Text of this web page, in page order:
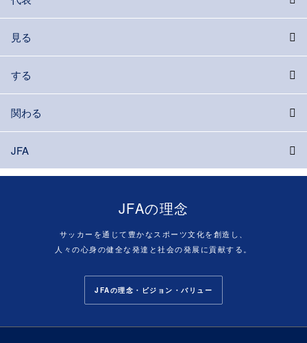
見る
する
関わる
JFA
JFAの理念
サッカーを通じて豊かなスポーツ文化を創造し、
人々の心身の健全な発達と社会の発展に貢献する。
JFAの理念・ビジョン・バリュー